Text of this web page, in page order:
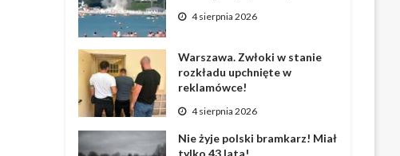
4 sierpnia 2026
Warszawa. Zwłoki w stanie
rozkładu upchnięte w
reklamówce!
4 sierpnia 2026
Nie żyje polski bramkarz! Miał